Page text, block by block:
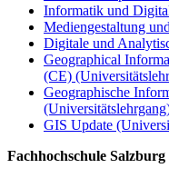
Informatik und
Mediengestaltung
Digitale und
Geographical
(CE)
Geographische
GIS Update
Fachhochschule Salzburg